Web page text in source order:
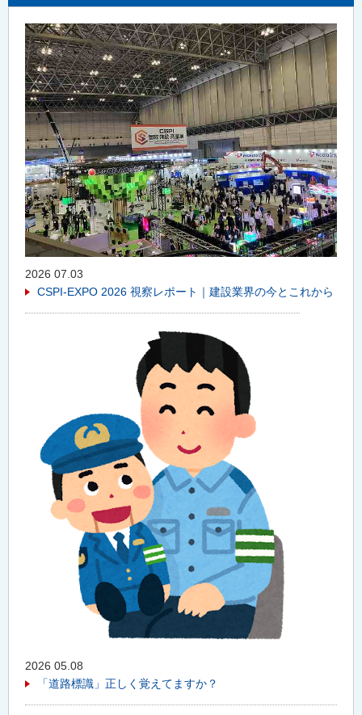
2026 07.03
CSPI-EXPO 2026 視察レポート｜建設業界の今とこれから
2026 05.08
「道路標識」正しく覚えてますか？